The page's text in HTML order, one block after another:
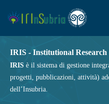
IRIS - Institutional
IRIS è il sistema di gestione
progetti, pubblicazioni, attività)
dell’Insubria.